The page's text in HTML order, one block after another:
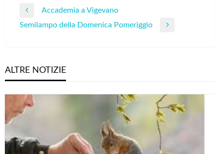
Navigazione
articoli
Previous
Post
Accademia a Vigevano
Next
Semilampo della Domenica Pomeriggio
ALTRE NOTIZIE